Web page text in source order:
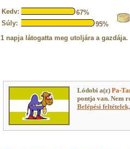
Kedv:
67%
Súly:
95%
1 napja látogatta meg utoljára a gazdája.
Lódobi a(z) Pa-
pontja van. Nem
Belépési